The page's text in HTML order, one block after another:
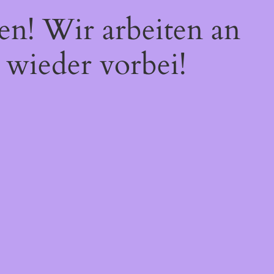
Wir arbeiten an
vorbei!